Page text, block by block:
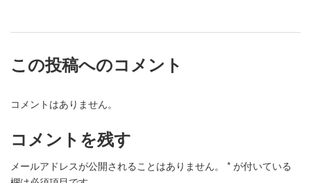
この投稿へのコメント
コメントはありません。
コメントを残す
メールアドレスが公開されることはありません。 * が付いている